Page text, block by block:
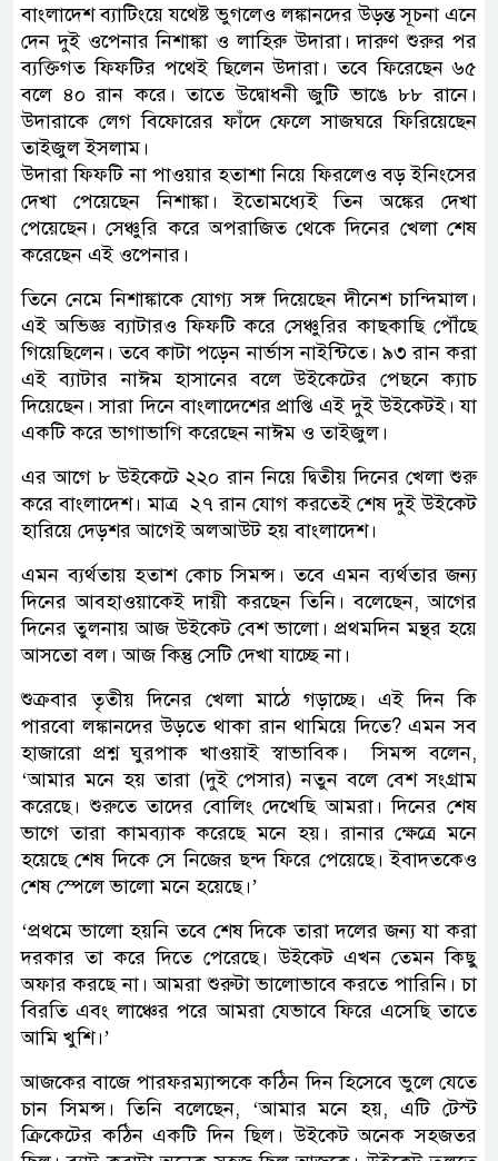
বাংলাদেশ ব্যাটিংয়ে যথেষ্ট ভুগলেও লঙ্কানদের উড়ন্ত সূচনা এনে
দেন দুই ওপেনার নিশাঙ্কা ও লাহিরু উদারা। দারুণ শুরুর পর
ব্যক্তিগত ফিফটির পথেই ছিলেন উদারা। তবে ফিরেছেন ৬৫
বলে ৪০ রান করে। তাতে উদ্বোধনী জুটি ভাঙে ৮৮ রানে।
উদারাকে লেগ বিফোরের ফাঁদে ফেলে সাজঘরে ফিরিয়েছেন
তাইজুল ইসলাম।
উদারা ফিফটি না পাওয়ার হতাশা নিয়ে ফিরলেও বড় ইনিংসের
দেখা পেয়েছেন নিশাঙ্কা। ইতোমধ্যেই তিন অঙ্কের দেখা
পেয়েছেন। সেঞ্চুরি করে অপরাজিত থেকে দিনের খেলা শেষ
করেছেন এই ওপেনার।
তিনে নেমে নিশাঙ্কাকে যোগ্য সঙ্গ দিয়েছেন দীনেশ চান্দিমাল।
এই অভিজ্ঞ ব্যাটারও ফিফটি করে সেঞ্চুরির কাছকাছি পৌঁছে
গিয়েছিলেন। তবে কাটা পড়েন নার্ভাস নাইন্টিতে। ৯৩ রান করা
এই ব্যাটার নাঈম হাসানের বলে উইকেটের পেছনে ক্যাচ
দিয়েছেন। সারা দিনে বাংলাদেশের প্রাপ্তি এই দুই উইকেটই। যা
একটি করে ভাগাভাগি করেছেন নাঈম ও তাইজুল।
এর আগে ৮ উইকেটে ২২০ রান নিয়ে দ্বিতীয় দিনের খেলা শুরু
করে বাংলাদেশ। মাত্র ২৭ রান যোগ করতেই শেষ দুই উইকেট
হারিয়ে দেড়শর আগেই অলআউট হয় বাংলাদেশ।
এমন ব্যর্থতায় হতাশ কোচ সিমন্স। তবে এমন ব্যর্থতার জন্য
দিনের আবহাওয়াকেই দায়ী করছেন তিনি। বলেছেন, আগের
দিনের তুলনায় আজ উইকেট বেশ ভালো। প্রথমদিন মন্থর হয়ে
আসতো বল। আজ কিন্তু সেটি দেখা যাচ্ছে না।
শুক্রবার তৃতীয় দিনের খেলা মাঠে গড়াচ্ছে। এই দিন কি
পারবো লঙ্কানদের উড়তে থাকা রান থামিয়ে দিতে? এমন সব
হাজারো প্রশ্ন ঘুরপাক খাওয়াই স্বাভাবিক। সিমন্স বলেন,
‘আমার মনে হয় তারা (দুই পেসার) নতুন বলে বেশ সংগ্রাম
করেছে। শুরুতে তাদের বোলিং দেখেছি আমরা। দিনের শেষ
ভাগে তারা কামব্যাক করেছে মনে হয়। রানার ক্ষেত্রে মনে
হয়েছে শেষ দিকে সে নিজের ছন্দ ফিরে পেয়েছে। ইবাদতকেও
শেষ স্পেলে ভালো মনে হয়েছে।’
‘প্রথমে ভালো হয়নি তবে শেষ দিকে তারা দলের জন্য যা করা
দরকার তা করে দিতে পেরেছে। উইকেট এখন তেমন কিছু
অফার করছে না। আমরা শুরুটা ভালোভাবে করতে পারিনি। চা
বিরতি এবং লাঞ্চের পরে আমরা যেভাবে ফিরে এসেছি তাতে
আমি খুশি।’
আজকের বাজে পারফরম্যান্সকে কঠিন দিন হিসেবে ভুলে যেতে
চান সিমন্স। তিনি বলেছেন, ‘আমার মনে হয়, এটি টেস্ট
ক্রিকেটের কঠিন একটি দিন ছিল। উইকেট অনেক সহজতর